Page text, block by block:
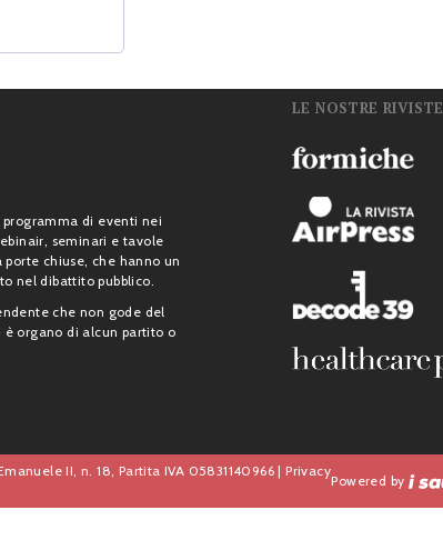
di eventi nei
seminari e tavole
chiuse, che hanno un
nel dibattito pubblico.
che non gode del
organo di alcun partito o
LE NOSTRE RIVISTE
II, n. 18, Partita IVA 05831140966 |Privacy
Powered by